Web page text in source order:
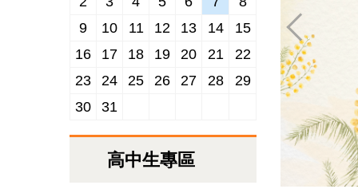
9
10 11 12 13 14
15
16
17 18 19 20 21
22
23
24 25 26 27 28
29
30
31
高中生專區